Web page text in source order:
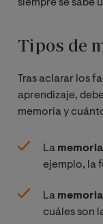
siempre se sabe
Tipos de
Tras aclarar los
aprendizaje,
memoria y
La
ejemplo, la
La
cuáles son